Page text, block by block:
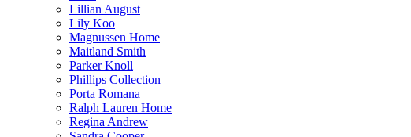
Lillian August
Lily Koo
Magnussen Home
Maitland Smith
Parker Knoll
Phillips Collection
Porta Romana
Ralph Lauren Home
Regina Andrew